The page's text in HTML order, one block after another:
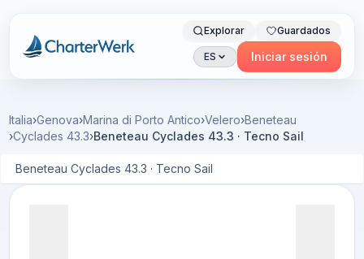
Charterwerk
Explorar Guardados
ES Iniciar sesión
Italia›Genova›Marina di Porto Antico›Velero›Beneteau
›Cyclades 43.3›Beneteau Cyclades 43.3 · Tecno Sail
Beneteau Cyclades 43.3 · Tecno Sail